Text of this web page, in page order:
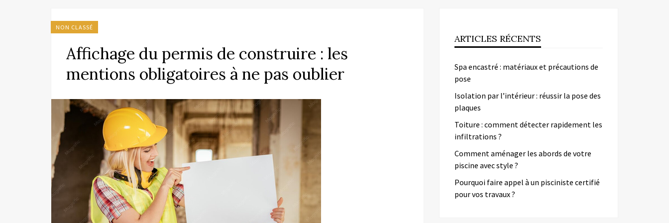
NON CLASSÉ
Affichage du permis de construire : les
mentions obligatoires à ne pas oublier
ARTICLES RÉCENTS
Spa encastré : matériaux et précautions de
pose
Isolation par l’intérieur : réussir la pose des
plaques
Toiture : comment détecter rapidement les
infiltrations ?
Comment aménager les abords de votre
piscine avec style ?
Pourquoi faire appel à un pisciniste certifié
pour vos travaux ?